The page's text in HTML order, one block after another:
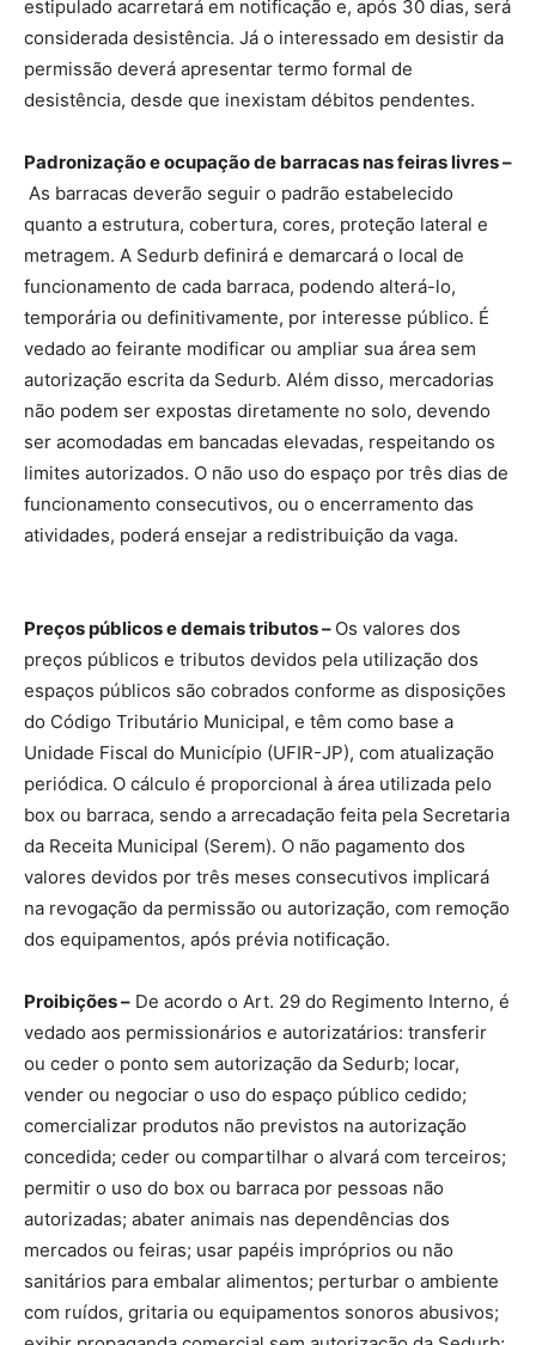
estipulado acarretará em notificação e, após 30 dias, será
considerada desistência. Já o interessado em desistir da
permissão deverá apresentar termo formal de
desistência, desde que inexistam débitos pendentes.
Padronização e ocupação de barracas nas feiras livres –
As barracas deverão seguir o padrão estabelecido
quanto a estrutura, cobertura, cores, proteção lateral e
metragem. A Sedurb definirá e demarcará o local de
funcionamento de cada barraca, podendo alterá-lo,
temporária ou definitivamente, por interesse público. É
vedado ao feirante modificar ou ampliar sua área sem
autorização escrita da Sedurb. Além disso, mercadorias
não podem ser expostas diretamente no solo, devendo
ser acomodadas em bancadas elevadas, respeitando os
limites autorizados. O não uso do espaço por três dias de
funcionamento consecutivos, ou o encerramento das
atividades, poderá ensejar a redistribuição da vaga.
Preços públicos e demais tributos – Os valores dos
preços públicos e tributos devidos pela utilização dos
espaços públicos são cobrados conforme as disposições
do Código Tributário Municipal, e têm como base a
Unidade Fiscal do Município (UFIR-JP), com atualização
periódica. O cálculo é proporcional à área utilizada pelo
box ou barraca, sendo a arrecadação feita pela Secretaria
da Receita Municipal (Serem). O não pagamento dos
valores devidos por três meses consecutivos implicará
na revogação da permissão ou autorização, com remoção
dos equipamentos, após prévia notificação.
Proibições – De acordo o Art. 29 do Regimento Interno, é
vedado aos permissionários e autorizatários: transferir
ou ceder o ponto sem autorização da Sedurb; locar,
vender ou negociar o uso do espaço público cedido;
comercializar produtos não previstos na autorização
concedida; ceder ou compartilhar o alvará com terceiros;
permitir o uso do box ou barraca por pessoas não
autorizadas; abater animais nas dependências dos
mercados ou feiras; usar papéis impróprios ou não
sanitários para embalar alimentos; perturbar o ambiente
com ruídos, gritaria ou equipamentos sonoros abusivos;